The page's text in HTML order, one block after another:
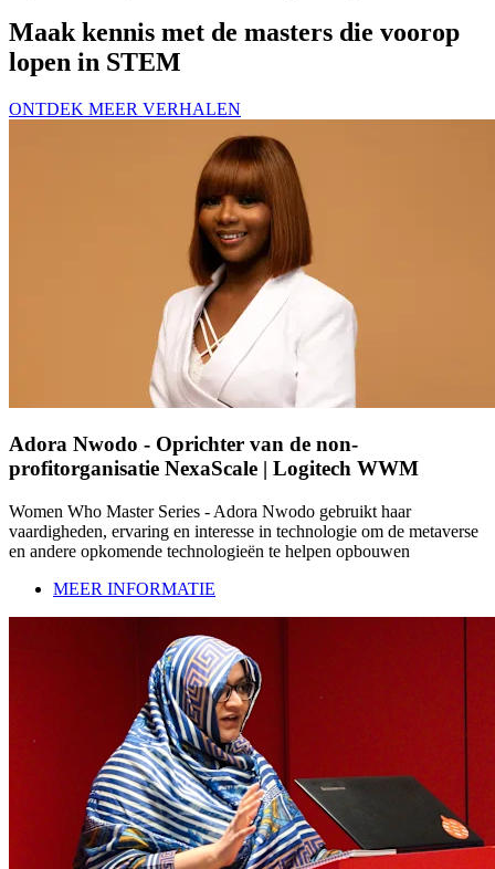
Maak kennis met de masters die voorop
lopen in STEM
ONTDEK MEER VERHALEN
Adora Nwodo - Oprichter van de non-
profitorganisatie NexaScale | Logitech WWM
Women Who Master Series - Adora Nwodo gebruikt haar
vaardigheden, ervaring en interesse in technologie om de metaverse
en andere opkomende technologieën te helpen opbouwen
MEER INFORMATIE